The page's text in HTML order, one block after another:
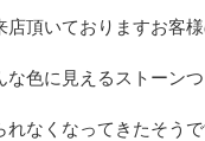
店頂いておりますお客
色に見えるストーン
れなくなってきたそう